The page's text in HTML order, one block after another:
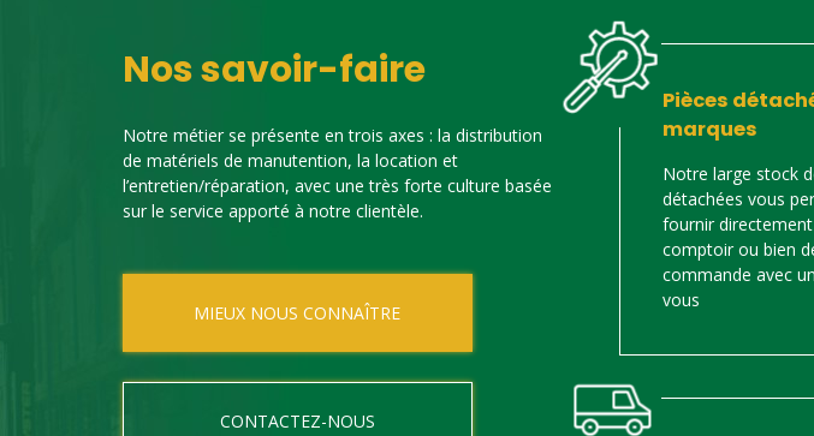
Nos savoir-faire
Notre métier se présente en trois axes : la distribution
de matériels de manutention, la location et
l’entretien/réparation, avec une très forte culture basée
sur le service apporté à notre clientèle.
MIEUX NOUS CONNAÎTRE
CONTACTEZ-NOUS
Pièces
marques
Notre large stock
détachées vous
fournir
comptoir ou bien
commande avec
vous